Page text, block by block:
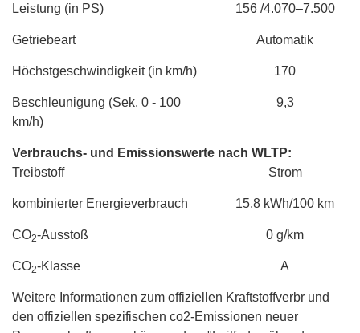
Leistung (in PS) 156 /4.070–7.500
Getriebeart Automatik
Höchstgeschwindigkeit (in km/h) 170
Beschleunigung (Sek. 0 - 100
km/h)
9,3
Verbrauchs- und Emissionswerte nach WLTP:
Treibstoff
Strom
kombinierter Energieverbrauch 15,8 kWh/100 km
CO2-Ausstoß 0 g/km
CO2-Klasse A
Weitere Informationen zum offiziellen Kraftstoffverbr und
den offiziellen spezifischen co2-Emissionen neuer